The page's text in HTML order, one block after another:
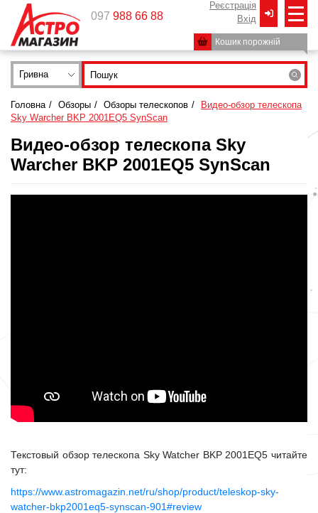
097 988 66 88
Реєстрація
Вxід
Кошик порожній
Гривна
Головна / Обзоры / Обзоры телескопов /
Видео-обзор телескопа
Sky Warcher BKP 2001EQ5 SynScan
Видео-обзор телескопа Sky
Warcher BKP 2001EQ5 SynScan
Текстовый обзор телескопа Sky Watcher BKP 2001EQ5 читайте
тут:
https://www.astromagazin.net/ru/shop/product/teleskop-sky-
watcher-bkp2001eq5-synscan-901#review